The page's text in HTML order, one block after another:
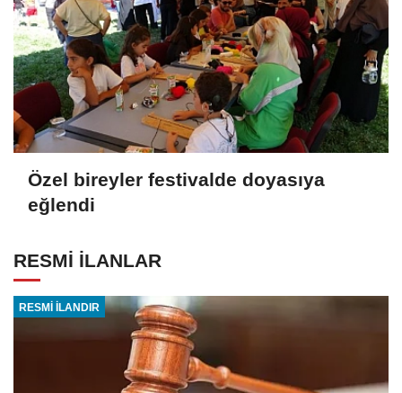
Özel bireyler festivalde doyasıya
eğlendi
RESMİ İLANLAR
RESMİ İLANDIR